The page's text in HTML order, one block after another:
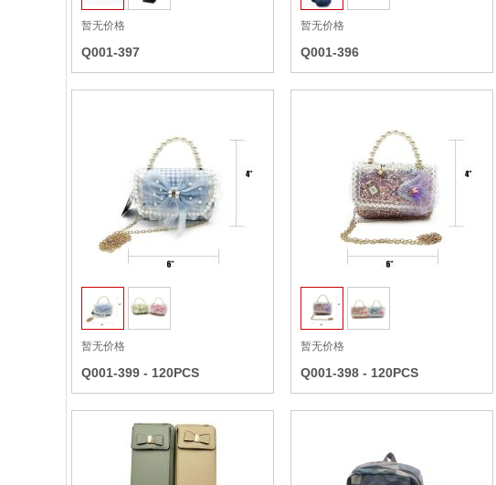
暂无价格
Q001-397
暂无价格
Q001-396
暂无价格
Q001-399 - 120PCS
暂无价格
Q001-398 - 120PCS